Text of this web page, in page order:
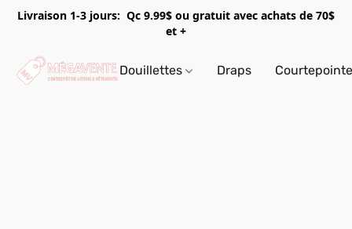
Livraison 1-3 jours: Qc 9.99$ ou gratuit avec achats de 70$
et +
Douillettes Draps